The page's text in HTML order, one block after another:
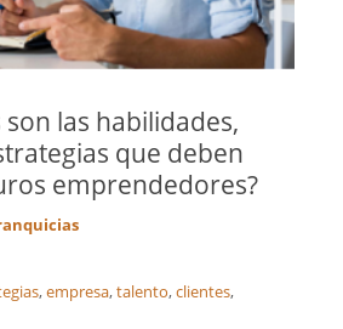
son las habilidades,
que deben
emprendedores?
,empresa,talento,clientes,